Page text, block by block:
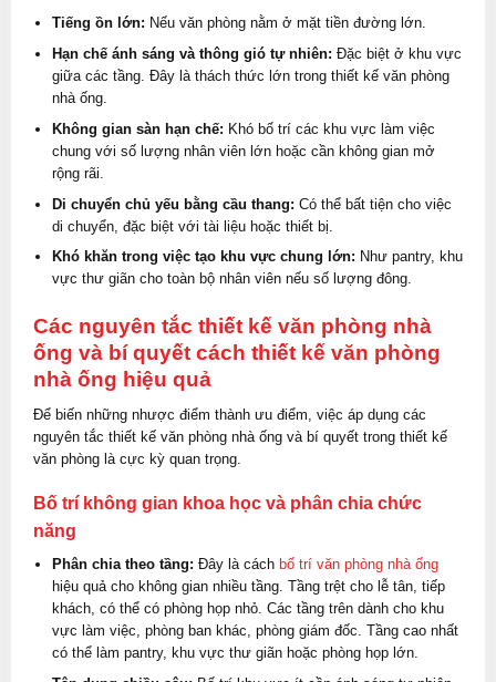
Tiếng ồn lớn: Nếu văn phòng nằm ở mặt tiền đường lớn.
Hạn chế ánh sáng và thông gió tự nhiên: Đặc biệt ở khu vực
giữa các tầng. Đây là thách thức lớn trong thiết kế văn phòng
nhà ống.
Không gian sàn hạn chế: Khó bố trí các khu vực làm việc
chung với số lượng nhân viên lớn hoặc cần không gian mở
rộng rãi.
Di chuyển chủ yếu bằng cầu thang: Có thể bất tiện cho việc
di chuyển, đặc biệt với tài liệu hoặc thiết bị.
Khó khăn trong việc tạo khu vực chung lớn: Như pantry, khu
vực thư giãn cho toàn bộ nhân viên nếu số lượng đông.
Các nguyên tắc thiết kế văn phòng nhà
ống và bí quyết cách thiết kế văn phòng
nhà ống hiệu quả
Để biến những nhược điểm thành ưu điểm, việc áp dụng các
nguyên tắc thiết kế văn phòng nhà ống và bí quyết trong thiết kế
văn phòng là cực kỳ quan trọng.
Bố trí không gian khoa học và phân chia chức
năng
Phân chia theo tầng: Đây là cách bố trí văn phòng nhà ống
hiệu quả cho không gian nhiều tầng. Tầng trệt cho lễ tân, tiếp
khách, có thể có phòng họp nhỏ. Các tầng trên dành cho khu
vực làm việc, phòng ban khác, phòng giám đốc. Tầng cao nhất
có thể làm pantry, khu vực thư giãn hoặc phòng họp lớn.